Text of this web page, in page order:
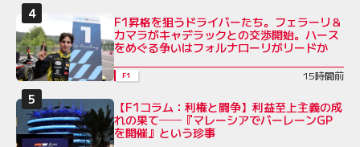
F1昇格を狙うドライバーたち。フェラーリ＆
カマラがキャデラックとの交渉開始。ハース
をめぐる争いはフォルナローリがリードか
F1 15時間前
【F1コラム：利権と闘争】利益至上主義の成
れの果て──『マレーシアでバーレーンGP
を開催』という珍事